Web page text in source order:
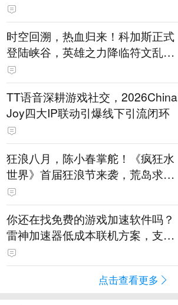
时空回溯，热血归来！科加斯正式
登陆峡谷，英雄之力降临符文乱
斗！
TT语音深耕游戏社交，2026China
Joy四大IP联动引爆线下引流闭环
狂浪八月，陈小春掌舵！《疯狂水
世界》首届狂浪节来袭，荒岛求生
直播即将开启
你还在找免费的游戏加速软件吗？
雷神加速器低成本联机方案，支持
免费试用
点击查看更多